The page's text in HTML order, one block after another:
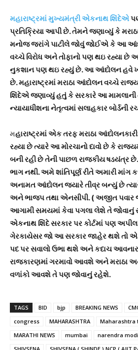
મહારાષ્ટ્રમાં મુખ્યમંત્રી એકનાથ શિંદેએ
પ્રતિક્રિયા આપી છે. તેમને જણાવ્યું કે
મનોજ જરાંગે પાટીલે જોવું જોઈએ કે આ
વચ્ચે વિરોધ અને તોફાનો પણ થઇ રહ્યા છે
નુકશાન પણ થઇ રહ્યું છે. આ આંદોલન હવે
છે. મહારાષ્ટ્રમાં મરાઠા આંદોલન વચ્ચે
શિંદેએ જણાવ્યું હતું કે સરકારે આ મામલાની
ન્યાયાધીશના નેતૃત્વમાં સલાહકાર બોર્ડની
મહારાષ્ટ્રમાં એક તરફ મરાઠા
રહ્યા છે ત્યારે આ મોરચાનો દાવો છે કે
બની રહી છે તેની પાછળ રાજકીય ષડયંત્ર
ભાગ નથી. અમે શાંતિપૂર્ણ રીતે અમારી માંગ
અનામત આંદોલન જયારે તીવ્ર બન્યું છે
અને ભાજપ તથા એનસીપી. ( અજીત
આગામી સમયમાં કેવા પગલા લેશે તે જોવાનું
એકનાથ શિંદે સરકાર પર કોર્ટમાં પણ
ગેરકાયેસર જો આ સરકાર જાહેર થશે તો
પદ પર સવાલો ઉભા થશે અને કદાચ
રાજકારણમાં ગરમાવો આવશે અને મરાઠા
વળાંકો આવશે તે પણ જોવાનું રહેશે.
TAGS BID bjp BREAKING NEWS
congress
MAHARASHTRA
Maharashtra
MARATHI NEWS
mumbai narendra modi